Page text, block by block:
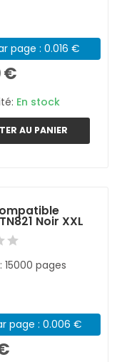
page : 0.016 €
€
En stock
AU PANIER
Noir XXL
pages
page : 0.006 €